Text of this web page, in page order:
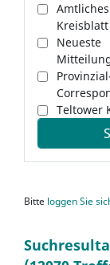
Kreisblatt
Neueste
Teltower
Bitte loggen Sie